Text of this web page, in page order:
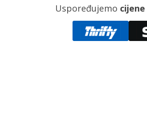
Uspoređujemo cijene